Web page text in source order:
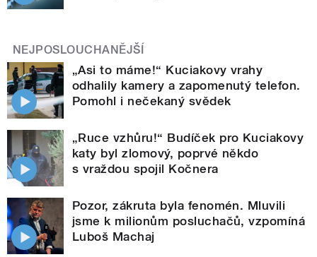
NEJPOSLOUCHANĚJŠÍ
„Asi to máme!“ Kuciakovy vrahy
odhalily kamery a zapomenutý telefon.
Pomohl i nečekaný svědek
„Ruce vzhůru!“ Budíček pro Kuciakovy
katy byl zlomový, poprvé někdo
s vraždou spojil Kočnera
Pozor, zákruta byla fenomén. Mluvili
jsme k milionům posluchačů, vzpomíná
Luboš Machaj